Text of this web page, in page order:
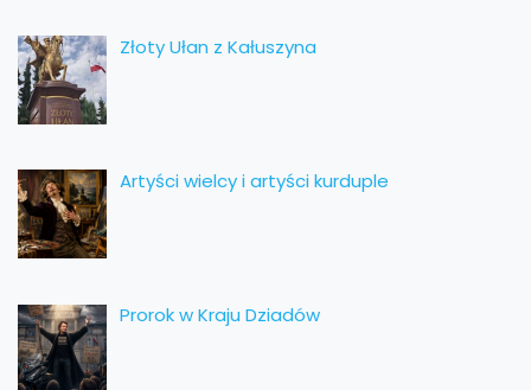
Złoty Ułan z Kałuszyna
Artyści wielcy i artyści kurduple
Prorok w Kraju Dziadów